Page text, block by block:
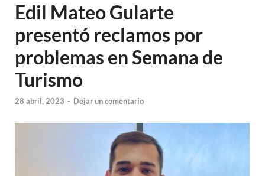
Edil Mateo Gularte
presentó reclamos por
problemas en Semana de
Turismo
28 abril, 2023 - Dejar un comentario